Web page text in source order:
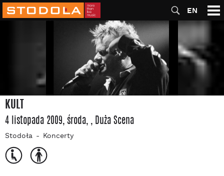
EN
KULT
4 listopada 2009, środa, , Duża Scena
Stodoła Koncerty